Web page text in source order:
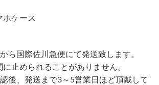
ホケース
ら国際佐川急便にて発送致します。
止められることがありません。
後、発送まで3～5営業日ほど頂戴して